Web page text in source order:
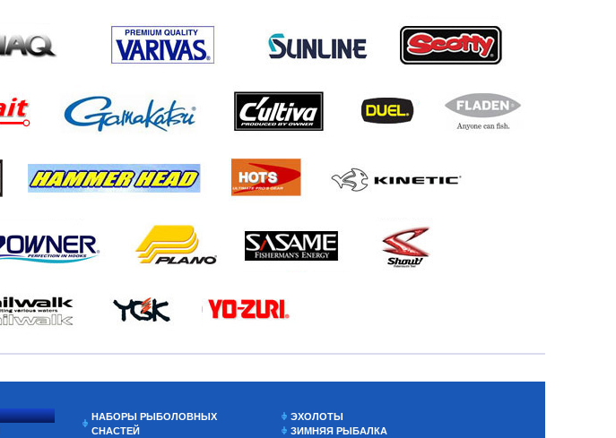
НАБОРЫ РЫБОЛОВНЫХ
СНАСТЕЙ
ЭХОЛОТЫ
ЗИМНЯЯ РЫБАЛКА